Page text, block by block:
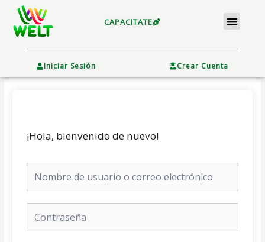
contenido
CAPACITATE Menu
Iniciar Sesión Crear Cuenta
¡Hola, bienvenido de nuevo!